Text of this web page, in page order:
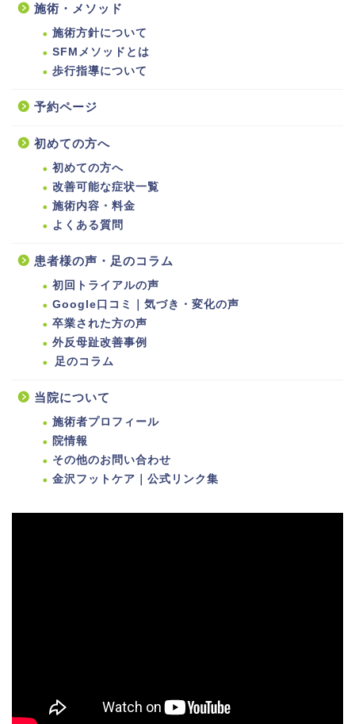
施術・メソッド
施術方針について
SFMメソッドとは
歩行指導について
予約ページ
初めての方へ
初めての方へ
改善可能な症状一覧
施術内容・料金
よくある質問
患者様の声・足のコラム
初回トライアルの声
Google口コミ｜気づき・変化の声
卒業された方の声
外反母趾改善事例
足のコラム
当院について
施術者プロフィール
院情報
その他のお問い合わせ
金沢フットケア｜公式リンク集